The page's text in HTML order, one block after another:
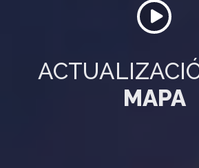
MAPA